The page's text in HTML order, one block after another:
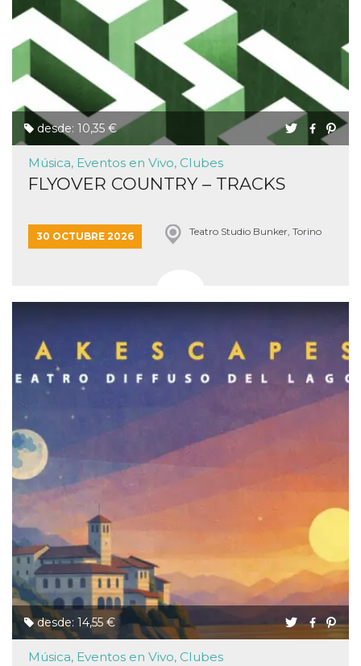
desde: 10,35 €
Música, Eventos en Vivo, Clubes
FLYOVER COUNTRY – TRACKS
30 OCTUBRE 2026 Teatro Studio Bunker, Torino
desde: 14,55 €
Música, Eventos en Vivo, Clubes